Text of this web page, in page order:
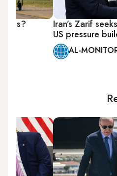
Iran’s Zarif
US pressure
AL-